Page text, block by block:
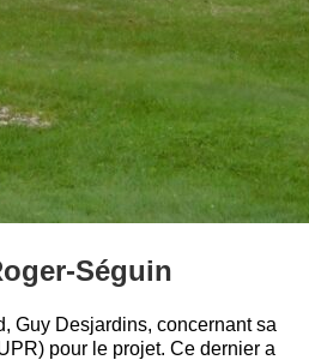
Séguin
Guy Desjardins, concernant sa
pour le projet. Ce dernier a